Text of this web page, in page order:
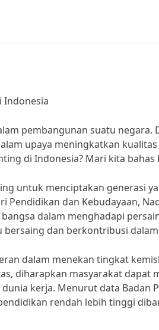
Indonesia
pembangunan suatu negara.
upaya meningkatkan
di Indonesia? Mari kita bahas
untuk menciptakan generasi
Pendidikan dan Kebudayaan,
dalam menghadapi
dan berkontribusi
dalam menekan tingkat
diharapkan masyarakat dapat
kerja. Menurut data Badan
rendah lebih tinggi